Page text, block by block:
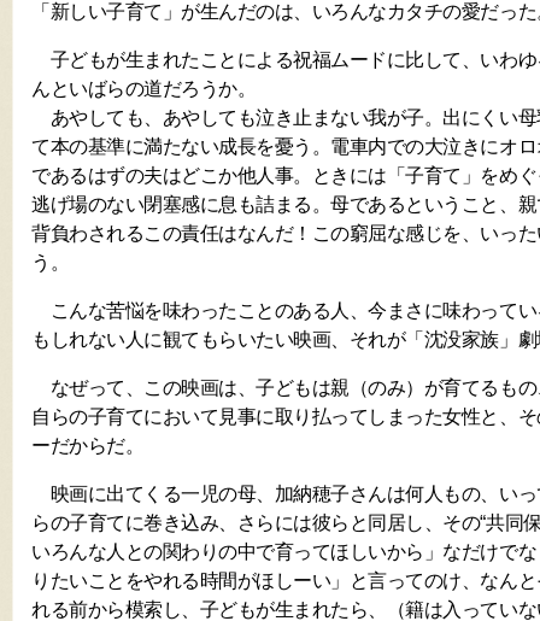
「新しい子育て」が生んだのは、いろんなカタチの愛だっ
子どもが生まれたことによる祝福ムードに比して、いわ
んといばらの道だろうか。
あやしても、あやしても泣き止まない我が子。出にくい
て本の基準に満たない成長を憂う。電車内での大泣きにオ
であるはずの夫はどこか他人事。ときには「子育て」をめ
逃げ場のない閉塞感に息も詰まる。母であるということ、
背負わされるこの責任はなんだ！この窮屈な感じを、いっ
う。
こんな苦悩を味わったことのある人、今まさに味わって
もしれない人に観てもらいたい映画、それが「沈没家族」
なぜって、この映画は、子どもは親（のみ）が育てるも
自らの子育てにおいて見事に取り払ってしまった女性と、
ーだからだ。
映画に出てくる一児の母、加納穂子さんは何人もの、い
らの子育てに巻き込み、さらには彼らと同居し、その“共同
いろんな人との関わりの中で育ってほしいから」なだけで
りたいことをやれる時間がほしーい」と言ってのけ、なん
れる前から模索し、子どもが生まれたら、（籍は入ってい